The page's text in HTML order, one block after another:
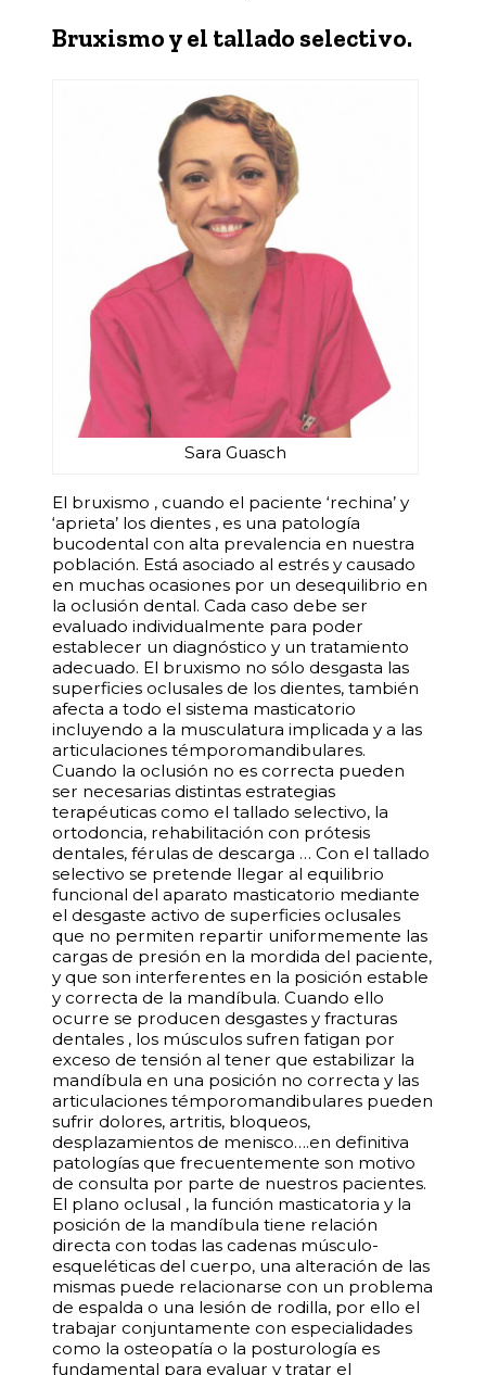
Bruxismo y el tallado selectivo.
Sara Guasch
E­l bruxismo , cuando el paciente ‘rechina’ y
‘aprieta’ los dientes , es una patología
bucodental con alta prevalencia en nuestra
población. Está asociado al estrés y causado
en muchas ocasiones por un desequilibrio en
la oclusión dental. Cada caso debe ser
evaluado individualmente para poder
establecer un diagnóstico y un tratamiento
adecuado. El bruxismo no sólo desgasta las
superficies oclusales de los dientes, también
afecta a todo el sistema masticatorio
incluyendo a la musculatura implicada y a las
articulaciones témporomandibulares.
Cuando la oclusión no es correcta pueden
ser necesarias distintas estrategias
terapéuticas como el tallado selectivo, la
ortodoncia, rehabilitación con prótesis
dentales, férulas de descarga … Con el tallado
selectivo se pretende llegar al equilibrio
funcional del aparato masticatorio mediante
el desgaste activo de superficies oclusales
que no permiten repartir uniformemente las
cargas de presión en la mordida del paciente,
y que son interferentes en la posición estable
y correcta de la mandíbula. Cuando ello
ocurre se producen desgastes y fracturas
dentales , los músculos sufren fatigan por
exceso de tensión al tener que estabilizar la
mandíbula en una posición no correcta y las
articulaciones témporomandibulares pueden
sufrir dolores, artritis, bloqueos,
desplazamientos de menisco….en definitiva
patologías que frecuentemente son motivo
de consulta por parte de nuestros pacientes.
El plano oclusal , la función masticatoria y la
posición de la mandíbula tiene relación
directa con todas las cadenas músculo-
esqueléticas del cuerpo, una alteración de las
mismas puede relacionarse con un problema
de espalda o una lesión de rodilla, por ello el
trabajar conjuntamente con especialidades
como la osteopatía o la posturología es
fundamental para evaluar y tratar el